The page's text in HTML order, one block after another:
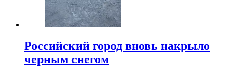
Российский город вновь накрыло
черным снегом